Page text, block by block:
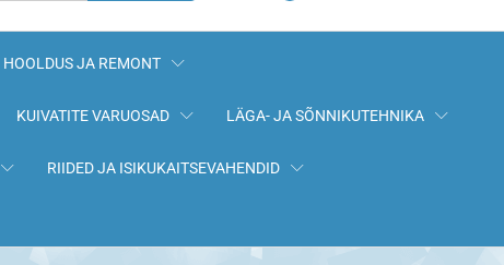
HOOLDUS JA REMONT
KUIVATITE VARUOSAD LÄGA- JA SÕNNIKUTEHNIKA
RIIDED JA ISIKUKAITSEVAHENDID